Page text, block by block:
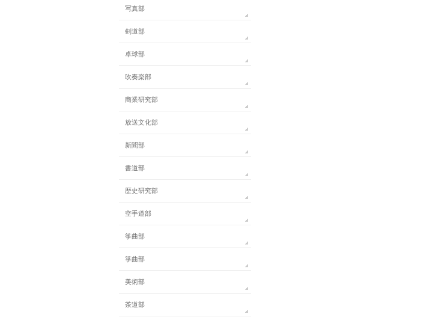
写真部
剣道部
卓球部
吹奏楽部
商業研究部
放送文化部
新聞部
書道部
歴史研究部
空手道部
筝曲部
箏曲部
美術部
茶道部